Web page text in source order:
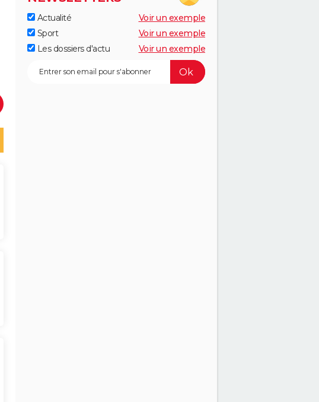
Actualité
Voir un exemple
Sport
Voir un exemple
Les dossiers d'actu
Voir un exemple